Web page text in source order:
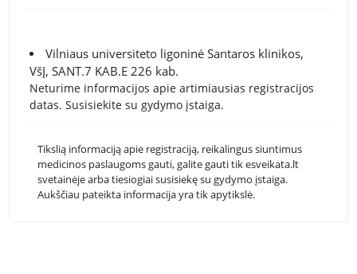
Vilniaus universiteto ligoninė Santaros klinikos,
VšĮ, SANT.7 KAB.E 226 kab.
Neturime informacijos apie artimiausias registracijos
datas. Susisiekite su gydymo įstaiga.
Tikslią informaciją apie registraciją, reikalingus siuntimus
medicinos paslaugoms gauti, galite gauti tik esveikata.lt
svetainėje arba tiesiogiai susisiekę su gydymo įstaiga.
Aukščiau pateikta informacija yra tik apytikslė.